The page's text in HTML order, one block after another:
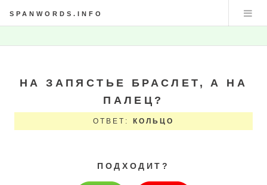
SPANWORDS.INFO
НА ЗАПЯСТЬЕ БРАСЛЕТ, А НА
ПАЛЕЦ?
ОТВЕТ: КОЛЬЦО
ПОДХОДИТ?